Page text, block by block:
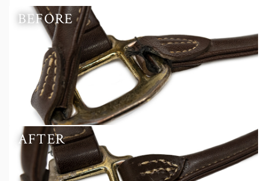
BEFORE
AFTER